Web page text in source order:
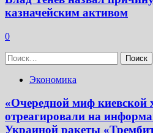
казначейским активом
0
Найти:
Экономика
«Очередной миф киевской
отреагировали на
Украиной ракеты